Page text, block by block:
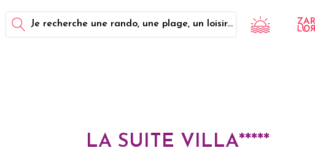
Je recherche une rando, une plage, un loisir...
LA SUITE VILLA*****